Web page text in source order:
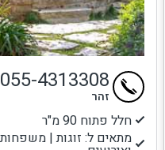
חלל פתוח 90 מ"ר
055-4313308
זהר